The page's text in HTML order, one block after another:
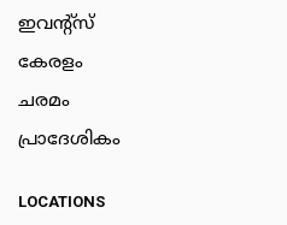
ഇവന്റ്സ്
കേരളം
ചരമം
പ്രാദേശികം
LOCATIONS